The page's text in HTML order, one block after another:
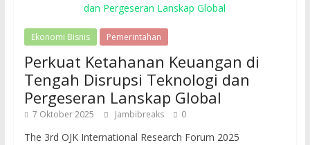
Ekonomi Bisnis Pemerintahan
Perkuat Ketahanan Keuangan di
Tengah Disrupsi Teknologi dan
Pergeseran Lanskap Global
7 Oktober 2025 Jambibreaks 0
The 3rd OJK International Research Forum 2025